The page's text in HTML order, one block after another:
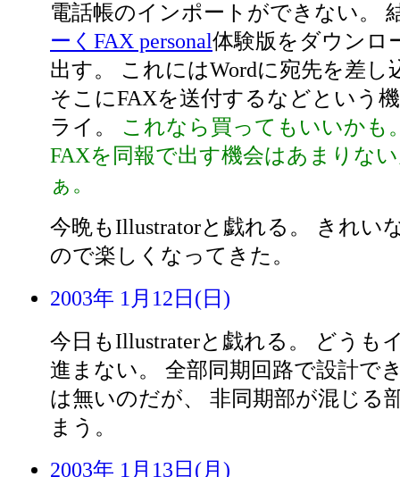
電話帳のインポートができない。
ーくFAX personal体験版をダウンロ
出す。 これにはWordに宛先を差し
そこにFAXを送付するなどという
ライ。 これなら買ってもいいかも
FAXを同報で出す機会はあまりな
ぁ。
今晩もIllustratorと戯れる。 きれい
ので楽しくなってきた。
2003年 1月12日(日)
今日もIllustraterと戯れる。 どうも
進まない。 全部同期回路で設計で
は無いのだが、 非同期部が混じる
まう。
2003年 1月13日(月)